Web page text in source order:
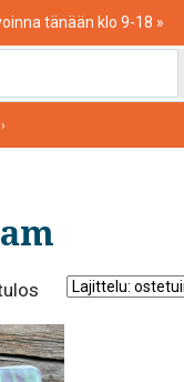
tänään klo 9-18